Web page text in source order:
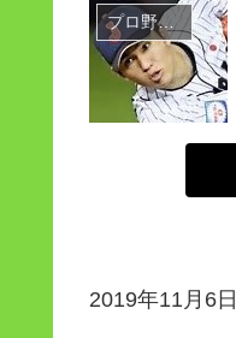
プロ野球・ピッチャー
2019年11月6日